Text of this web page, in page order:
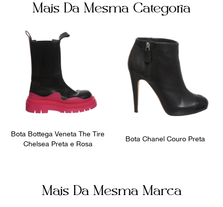
Zíper 800058
Ocasião
Dia a Dia
Mais Da Mesma Categoria
Bota Bottega Veneta The Tire
Chelsea Preta e Rosa
Bota Chanel Couro Preta
Mais Da Mesma Marca